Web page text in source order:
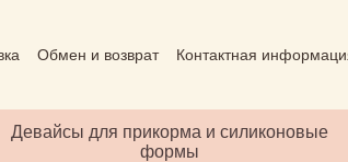
Обмен и возврат Контактная
Девайсы для прикорма и силиконовые
формы